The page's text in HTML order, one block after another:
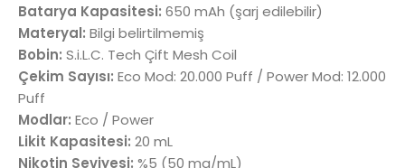
Batarya Kapasitesi: 650 mAh (şarj edilebilir)
Materyal: Bilgi belirtilmemiş
Bobin: S.i.L.C. Tech Çift Mesh Coil
Çekim Sayısı: Eco Mod: 20.000 Puff / Power Mod: 12.000
Puff
Modlar: Eco / Power
Likit Kapasitesi: 20 mL
Nikotin Seviyesi: %5 (50 mg/mL)